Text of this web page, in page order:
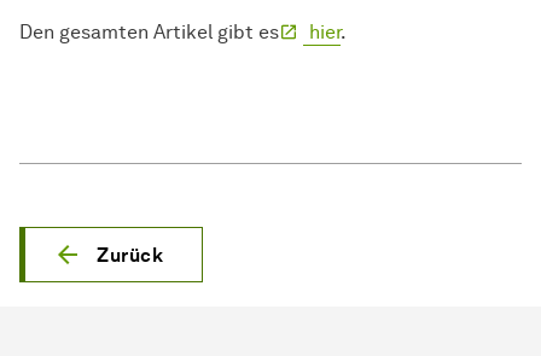
Den gesamten Artikel gibt es hier.
Zurück